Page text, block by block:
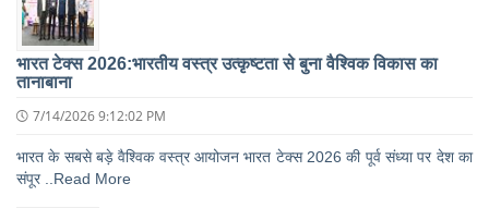
भारत टेक्स 2026:भारतीय वस्त्र उत्कृष्टता से बुना वैश्विक विकास का
तानाबाना
7/14/2026 9:12:02 PM
भारत के सबसे बड़े वैश्विक वस्त्र आयोजन भारत टेक्स 2026 की पूर्व संध्या पर देश का
संपूर ..Read More